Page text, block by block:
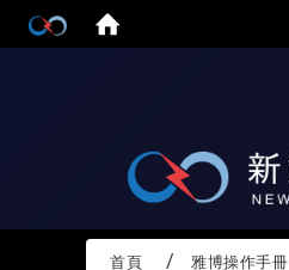
首頁 雅博操作手冊